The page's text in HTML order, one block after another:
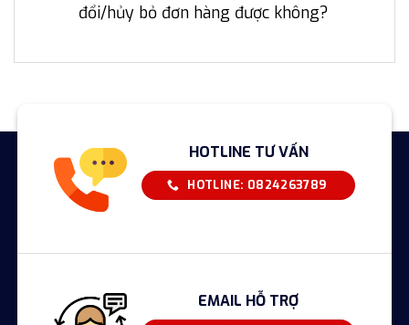
đổi/hủy bỏ đơn hàng được không?
HOTLINE TƯ VẤN
HOTLINE: 0824263789
EMAIL HỖ TRỢ